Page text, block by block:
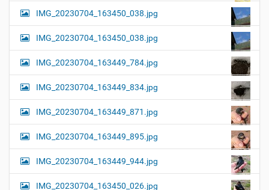
IMG_20230704_163450_038.jpg
IMG_20230704_163450_038.jpg
IMG_20230704_163449_784.jpg
IMG_20230704_163449_834.jpg
IMG_20230704_163449_871.jpg
IMG_20230704_163449_895.jpg
IMG_20230704_163449_944.jpg
IMG_20230704_163450_026.jpg